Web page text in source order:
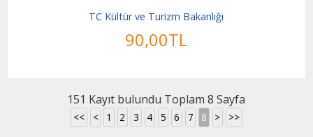
TC Kültür ve Turizm Bakanlığı
90,00TL
151 Kayıt bulundu Toplam 8 Sayfa
<< < 1 2 3 4 5 6 7 8 > >>